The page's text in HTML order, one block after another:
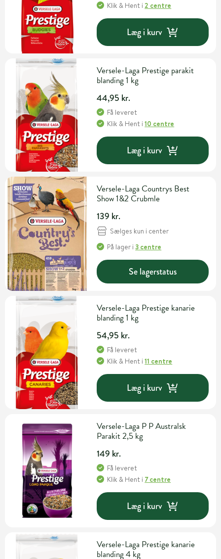
Klik & Hent i2 centre
Læg i kurv
Versele-Laga Prestige parakit
blanding 1 kg
44,95 kr.
Få leveret
Klik & Hent i10 centre
Læg i kurv
Versele-Laga Countrys Best
Show 1&2 Crubmle
139 kr.
Sælges kun i center
På lager i3 centre
Se lagerstatus
Versele-Laga Prestige kanarie
blanding 1 kg
54,95 kr.
Få leveret
Klik & Hent i11 centre
Læg i kurv
Versele-Laga P P Australsk
Parakit 2,5 kg
149 kr.
Få leveret
Klik & Hent i 7 centre
Læg i kurv
Versele-Laga Prestige kanarie
blanding 4 kg